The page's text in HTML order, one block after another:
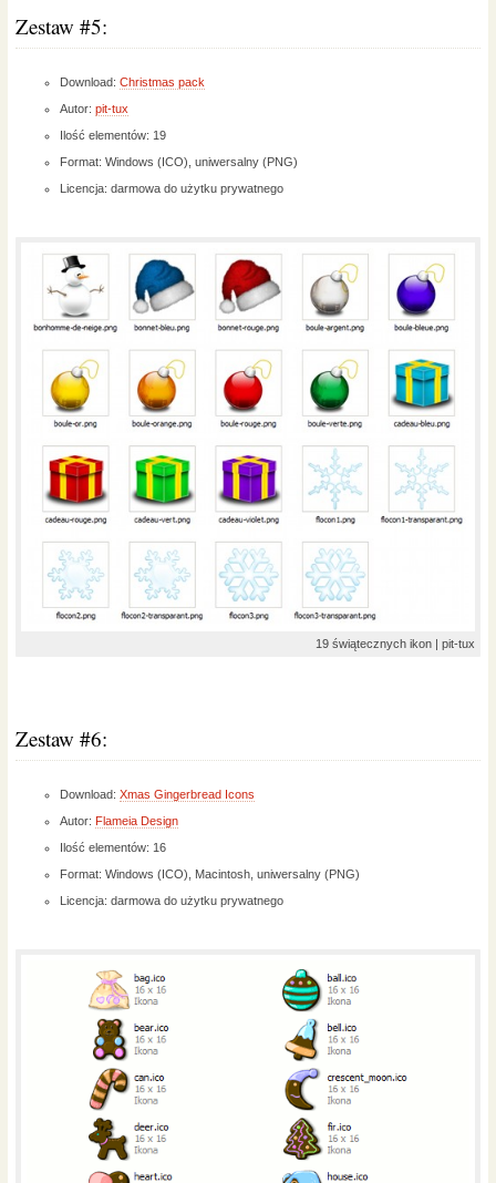
Zestaw #5:
Download: Christmas pack
Autor: pit-tux
Ilość elementów: 19
Format: Windows (ICO), uniwersalny (PNG)
Licencja: darmowa do użytku prywatnego
19 świątecznych ikon | pit-tux
Zestaw #6:
Download: Xmas Gingerbread Icons
Autor: Flameia Design
Ilość elementów: 16
Format: Windows (ICO), Macintosh, uniwersalny (PNG)
Licencja: darmowa do użytku prywatnego